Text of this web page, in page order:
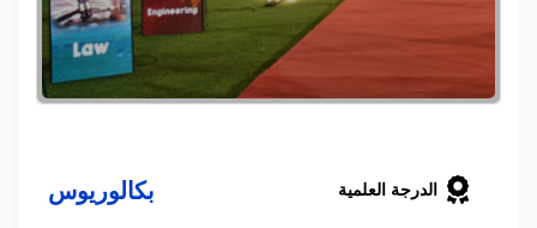
الدرجة العلمية بكالوريوس